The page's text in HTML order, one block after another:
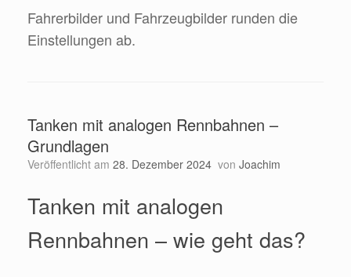
Fahrerbilder und Fahrzeugbilder runden die
Einstellungen ab.
Tanken mit analogen Rennbahnen –
Grundlagen
Veröffentlicht am 28. Dezember 2024 von Joachim
Tanken mit analogen
Rennbahnen – wie geht das?